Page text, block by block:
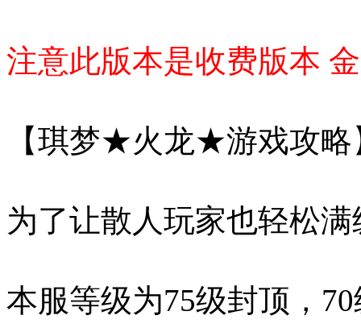
注意此版本是收费版本
【琪梦★火龙★游戏攻略
为了让散人玩家也轻松
本服等级为75级封顶，